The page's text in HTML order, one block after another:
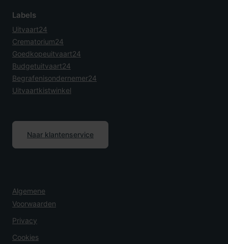
Labels
Uitvaart24
Crematorium24
Goedkopeuitvaart24
Budgetuitvaart24
Begrafenisondernemer24
Uitvaartkistwinkel
Naar klantenservice
Algemene
Voorwaarden
Privacy
Cookies